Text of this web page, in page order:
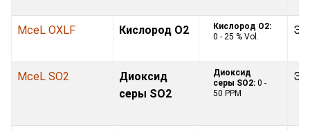
MceL OXLF Кислород O2
Кислород O2:
0 - 25 % Vol.
MceL SO2
Диоксид
серы SO2
Диоксид
серы SO2: 0 -
50 PPM